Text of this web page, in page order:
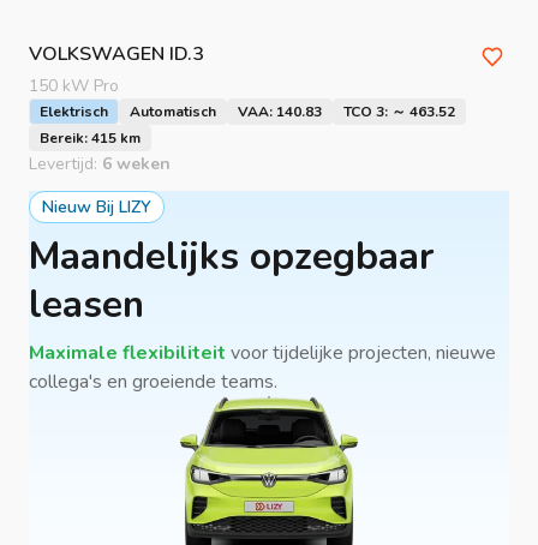
VOLKSWAGEN ID.3
150 kW Pro
Elektrisch Automatisch VAA: 140.83
TCO 3: ～ 463.52
Bereik: 415 km
Levertijd: 6 weken
Nieuw Bij LIZY
Maandelijks opzegbaar
leasen
Maximale flexibiliteit voor tijdelijke projecten, nieuwe
collega's en groeiende teams.